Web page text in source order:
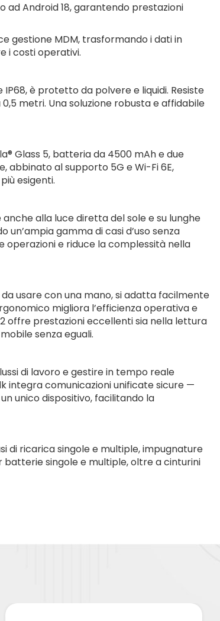
Android 18, garantendo prestazioni
gestione MDM, trasformando i dati in
i costi operativi.
è protetto da polvere e liquidi. Resiste
metri. Una soluzione robusta e affidabile
Glass 5, batteria da 4500 mAh e due
abbinato al supporto 5G e Wi-Fi 6E,
esigenti.
alla luce diretta del sole e su lunghe
gamma di casi d’uso senza
operazioni e riduce la complessità nella
da usare con una mano, si adatta facilmente
migliora l’efficienza operativa e
offre prestazioni eccellenti sia nella lettura
senza eguali.
di lavoro e gestire in tempo reale
integra comunicazioni unificate sicure —
unico dispositivo, facilitando la
di ricarica singole e multiple, impugnature
batterie singole e multiple, oltre a cinturini